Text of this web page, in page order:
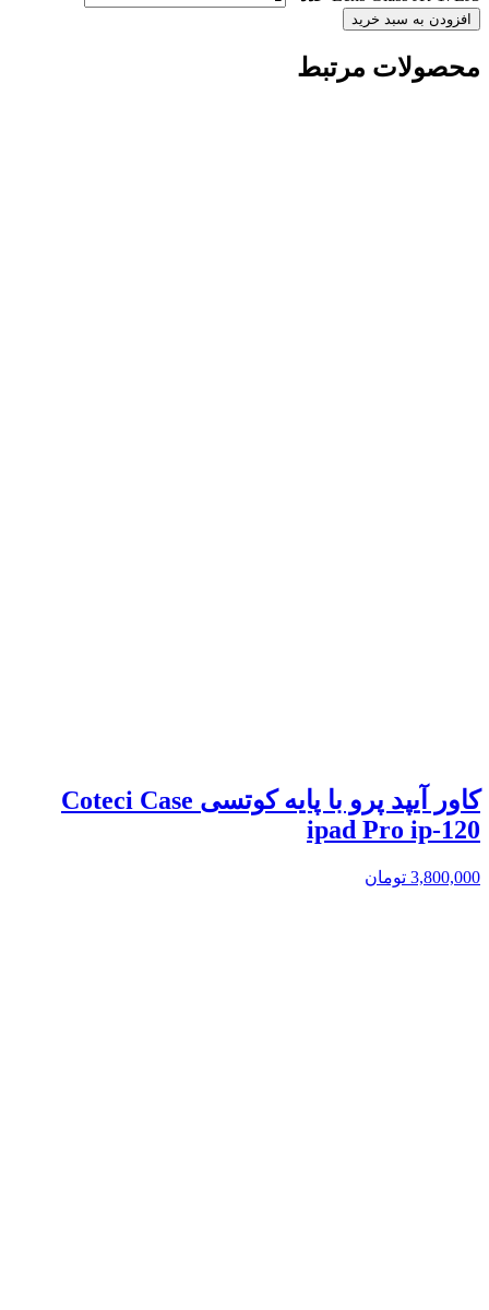
افزودن به سبد خرید
محصولات مرتبط
کاور آیپد پرو با پایه کوتسی Coteci Case
ipad Pro ip-120
3,800,000 تومان